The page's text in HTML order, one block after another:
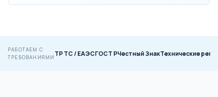
РАБОТАЕМ С
ТРЕБОВАНИЯМИ ТР ТС / ЕАЭСГОСТ РЧестный ЗнакТехнические